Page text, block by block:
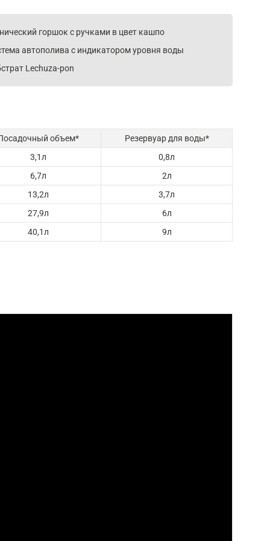
горшок с ручками в цвет кашпо
автополива с индикатором уровня воды
Lechuza-pon
объем*
Резервуар для воды*
3,1л
0,8л
6,7л
2л
13,2л
3,7л
27,9л
6л
40,1л 9л